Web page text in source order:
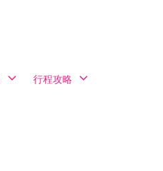
行程攻略